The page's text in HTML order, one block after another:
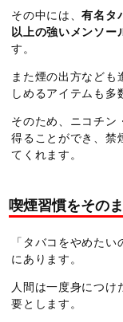
その中には、有名タ
以上の強いメンソー
す。
また煙の出方なども
しめるアイテムも多
そのため、ニコチン
得ることができ、禁
てくれます。
喫煙習慣をその
「タバコをやめた
にあります。
人間は一度身につけ
要とします。